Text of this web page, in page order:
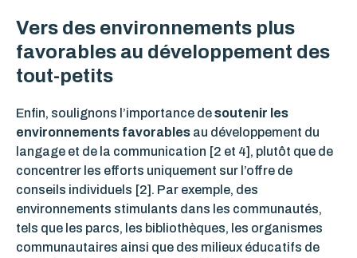
Vers des environnements plus
favorables au développement des
tout-petits
Enfin, soulignons l’importance desoutenir les
environnements favorables au développement du
langage et de la communication [2 et 4], plutôt que de
concentrer les efforts uniquement sur l’offre de
conseils individuels [2]. Par exemple, des
environnements stimulants dans les communautés,
tels que les parcs, les bibliothèques, les organismes
communautaires ainsi que des milieux éducatifs de